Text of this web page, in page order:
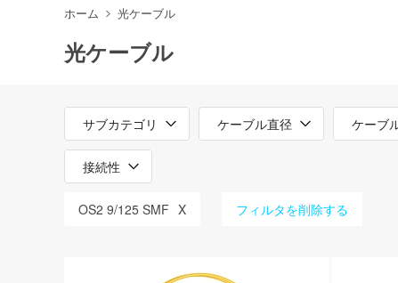
ホーム 光ケーブル
光ケーブル
サブカテゴリ ケーブル直径 ケーブ
接続性
OS2 9/125 SMF X フィルタを削除する